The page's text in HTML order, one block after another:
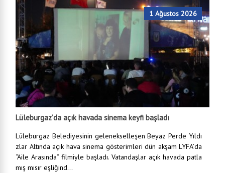
1 Ağustos 2026
Lüleburgaz’da açık havada sinema keyfi başladı
Lüleburgaz Belediyesinin gelenekselleşen Beyaz Perde Yıldı
zlar Altında açık hava sinema gösterimleri dün akşam LYFA’da
“Aile Arasında” filmiyle başladı. Vatandaşlar açık havada patla
mış mısır eşliğind...